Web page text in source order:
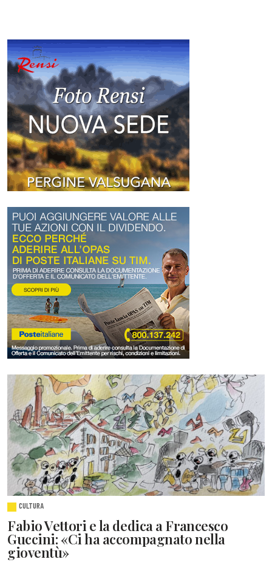
CULTURA
Fabio Vettori e la dedica a Francesco
Guccini: «Ci ha accompagnato nella
gioventù»